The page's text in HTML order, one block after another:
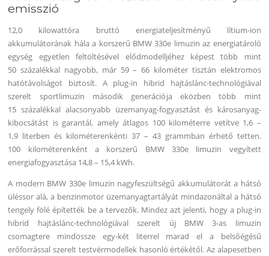
emisszió
12,0 kilowattóra bruttó energiateljesítményű lítium-ion
akkumulátorának hála a korszerű BMW 330e limuzin az energiatároló
egység egyetlen feltöltésével elődmodelljéhez képest több mint
50 százalékkal nagyobb, már 59 – 66 kilométer tisztán elektromos
hatótávolságot biztosít. A plug-in hibrid hajtáslánc-technológiával
szerelt sportlimuzin második generációja eközben több mint
15 százalékkal alacsonyabb üzemanyag-fogyasztást és károsanyag-
kibocsátást is garantál, amely átlagos 100 kilométerre vetítve 1,6 –
1,9 literben és kilométerenkénti 37 – 43 grammban érhető tetten.
100 kilométerenként a korszerű BMW 330e limuzin vegyített
energiafogyasztása 14,8 – 15,4 kWh.
A modern BMW 330e limuzin nagyfeszültségű akkumulátorát a hátsó
üléssor alá, a benzinmotor üzemanyagtartályát mindazonáltal a hátsó
tengely fölé építették be a tervezők. Mindez azt jelenti, hogy a plug-in
hibrid hajtáslánc-technológiával szerelt új BMW 3-as limuzin
csomagtere mindössze egy-két literrel marad el a belsőégésű
erőforrással szerelt testvérmodellek hasonló értékétől. Az alapesetben